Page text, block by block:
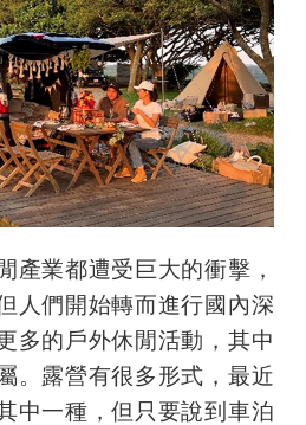
產業都遭受巨大的衝擊，
人們開始轉而進行國內深
多的戶外休閒活動，其中
。露營有很多形式，最近
中一種，但只要說到車泊